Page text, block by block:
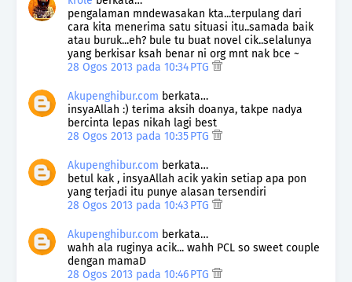
pengalaman mndewasakan kta...terpulang dari
cara kita menerima satu situasi itu..samada baik
atau buruk...eh? bule tu buat novel cik..selalunya
yang berkisar ksah benar ni org mnt nak bce ~
28 Ogos 2013 pada 10:34 PTG
Akupenghibur.com berkata…
insyaAllah :) terima aksih doanya, takpe nadya
bercinta lepas nikah lagi best
28 Ogos 2013 pada 10:35 PTG
Akupenghibur.com berkata…
betul kak , insyaAllah acik yakin setiap apa pon
yang terjadi itu punye alasan tersendiri
28 Ogos 2013 pada 10:43 PTG
Akupenghibur.com berkata…
wahh ala ruginya acik... wahh PCL so sweet couple
dengan mamaD
28 Ogos 2013 pada 10:46 PTG